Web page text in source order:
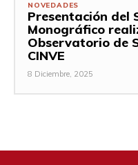
NOVEDADES
Presentación del
Monográfico
Observatorio de
CINVE
8 Diciembre, 2025